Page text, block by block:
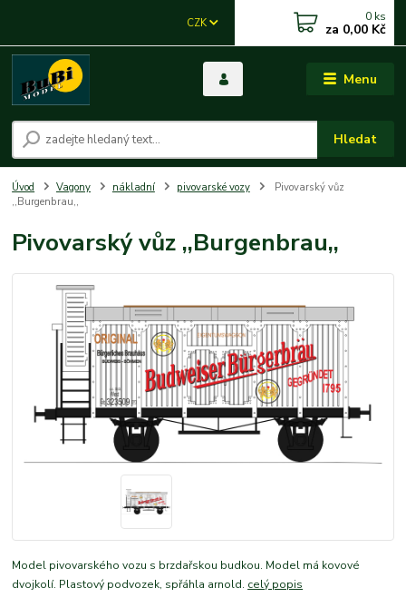
Menu
CZK
Hledat
0 ks
za 0,00 Kč
Úvod Vagony nákladní pivovarské vozy
Pivovarský vůz
,,Burgenbrau,,
Pivovarský vůz ,,Burgenbrau,,
Model pivovarského vozu s brzdařskou budkou. Model má kovové
dvojkolí. Plastový podvozek, spřáhla arnold. celý popis